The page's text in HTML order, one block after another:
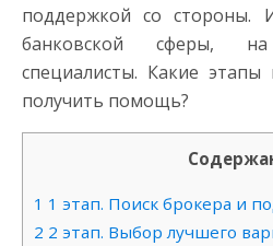
поддержкой со стороны.
банковской сферы,
специалисты. Какие
получить помощь?
1 1 этап. Поиск брокера и
2 2 этап. Выбор лучшего